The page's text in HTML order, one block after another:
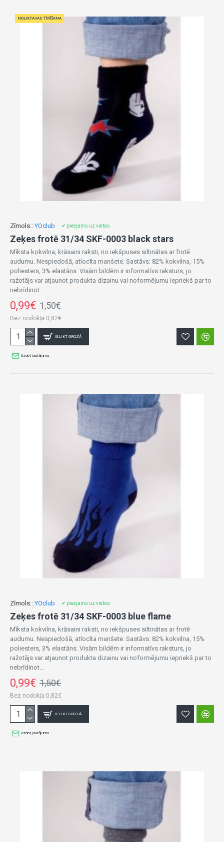
NOLIKTAVAS TĪRĪŠANA
Zīmols:: YOclub ✔ pieejams uz vietas
Zeķes frotē 31/34 SKF-0003 black stars
Mīksta kokvilna, krāsaini raksti, no iekšpuses siltinātas ar frotē
audumu. Nespiedošā, atlocīta manšete. Sastāvs: 82% kokvilna, 15%
poliesters, 3% elastāns. Visām bildēm ir informatīvs raksturs, jo
ražotājs var atjaunot produkta dizainu vai noformējumu iepriekš par to
nebrīdinot...
0,99€ 1,50€
Bez nodokļa:0,82€
IELIKT GROZĀ
Uzdot jautājumu
Zīmols:: YOclub ✔ pieejams uz vietas
Zeķes frotē 31/34 SKF-0003 blue flame
Mīksta kokvilna, krāsaini raksti, no iekšpuses siltinātas ar frotē
audumu. Nespiedošā, atlocīta manšete. Sastāvs: 82% kokvilna, 15%
poliesters, 3% elastāns. Visām bildēm ir informatīvs raksturs, jo
ražotājs var atjaunot produkta dizainu vai noformējumu iepriekš par to
nebrīdinot...
0,99€ 1,50€
Bez nodokļa:0,82€
IELIKT GROZĀ
Uzdot jautājumu